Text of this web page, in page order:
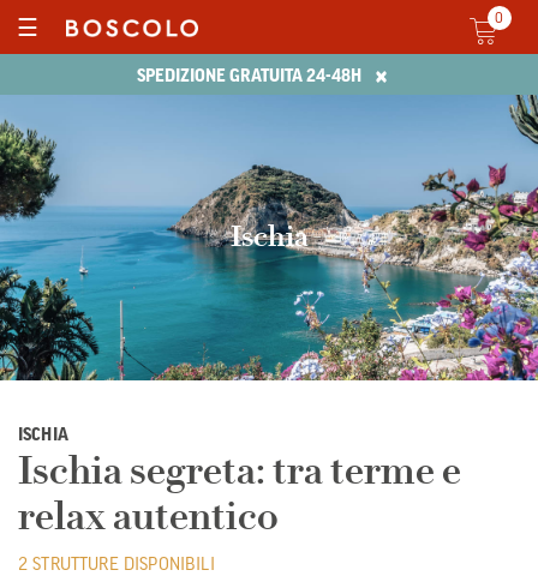
SPEDIZIONE GRATUITA 24-48H ×
☰ 0
Ischia
ISCHIA
Ischia segreta: tra terme e
relax autentico
2 STRUTTURE DISPONIBILI